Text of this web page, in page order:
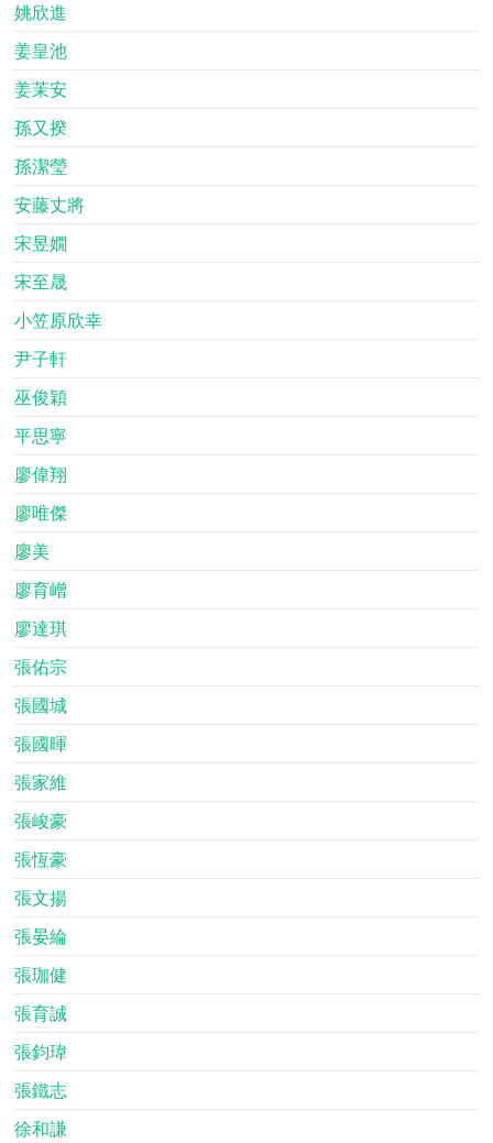
姚欣進
姜皇池
姜茉安
孫又揆
孫潔瑩
安藤丈將
宋昱嫺
宋至晟
小笠原欣幸
尹子軒
巫俊穎
平思寧
廖偉翔
廖唯傑
廖美
廖育嶒
廖達琪
張佑宗
張國城
張國暉
張家維
張峻豪
張恆豪
張文揚
張晏綸
張珈健
張育誠
張鈞瑋
張鐵志
徐和謙